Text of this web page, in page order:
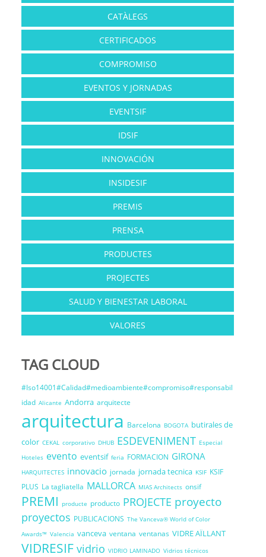
CATÀLEGS
CERTIFICADOS
COMPROMISO
EVENTOS Y JORNADAS
EVENTSIF
IDSIF
INNOVACIÓN
INSIDESIF
PREMIS
PRENSA
PRODUCTES
PROJECTES
SALUD Y BIENESTAR LABORAL
VALORES
TAG CLOUD
#Iso14001#Calidad#medioambiente#compromiso#responsabil
idad Alicante Andorra arquitecte
arquitectura Barcelona BOGOTA butirales de
color CEKAL corporativo DHUB ESDEVENIMENT Especial
Hoteles evento eventsif feria FORMACION GIRONA
HARQUITECTES innovacio jornada jornada tecnica KSIF KSIF
PLUS La tagliatella MALLORCA MIAS Architects onsif
PREMI producte producto PROJECTE proyecto
proyectos PUBLICACIONS The Vanceva® World of Color
Awards™ Valencia vanceva ventana ventanas VIDRE AÏLLANT
VIDRESIF vidrio VIDRIO LAMINADO Vidrios técnicos